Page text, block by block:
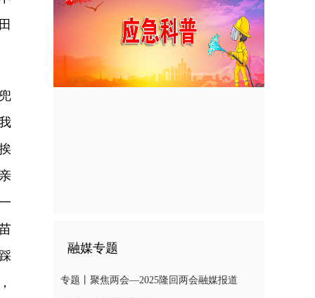
融媒专题
专题丨聚焦两会—2025隆回两会融媒报道